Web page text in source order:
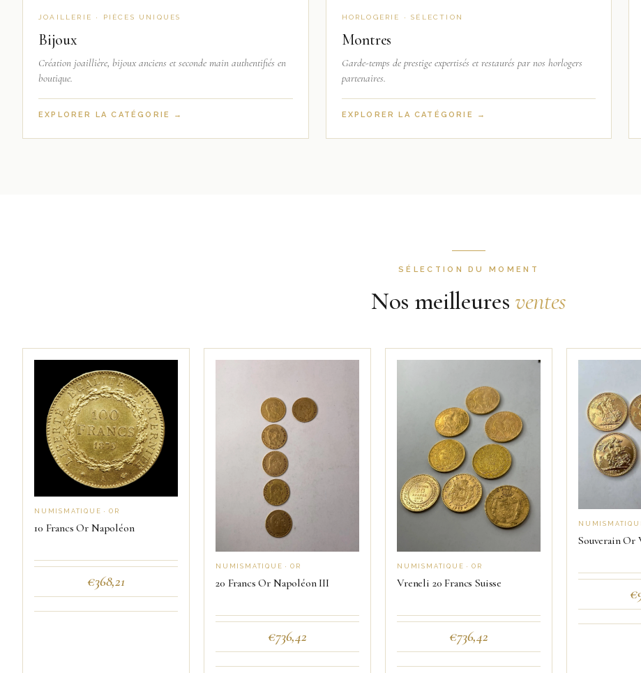
JOAILLERIE · PIÈCES UNIQUES
Bijoux
Création joaillière, bijoux anciens et seconde main authentifiés en
boutique.
EXPLORER LA CATÉGORIE →
HORLOGERIE · SÉLECTION
Montres
Garde-temps de prestige expertisés et restaurés par nos horlogers
partenaires.
EXPLORER LA CATÉGORIE →
SÉLECTION DU MOMENT
Nos meilleures ventes
NUMISMATIQUE · OR
10 Francs Or Napoléon
€368,21
NUMISMATIQUE · OR
20 Francs Or Napoléon III
€736,42
NUMISMATIQUE · OR
Vreneli 20 Francs Suisse
€736,42
Souverain Or
€